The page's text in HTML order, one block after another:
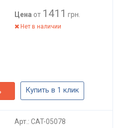
Цена от 1411 грн.
Нет в наличии
Купить в 1 клик
Арт.: CAT-05078